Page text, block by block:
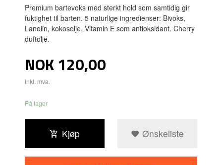
Premium bartevoks med sterkt hold som samtidig gir
fuktighet til barten. 5 naturlige ingredienser: Bivoks,
Lanolin, kokosolje, Vitamin E som antioksidant. Cherry
duftolje.
Pris
NOK120,00
inkl. mva.
På lager
Kjøp Ønskeliste